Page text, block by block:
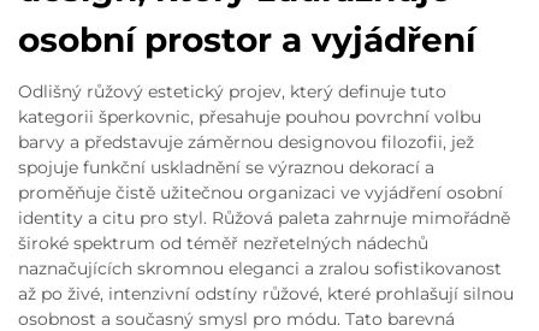
osobní prostor a vyjádření
Odlišný růžový estetický projev, který definuje tuto
kategorii šperkovnic, přesahuje pouhou povrchní volbu
barvy a představuje záměrnou designovou filozofii, jež
spojuje funkční uskladnění se výraznou dekorací a
proměňuje čistě užitečnou organizaci ve vyjádření osobní
identity a citu pro styl. Růžová paleta zahrnuje mimořádně
široké spektrum od téměř nezřetelných nádechů
naznačujících skromnou eleganci a zralou sofistikovanost
až po živé, intenzivní odstíny růžové, které prohlašují silnou
osobnost a současný smysl pro módu. Tato barevná